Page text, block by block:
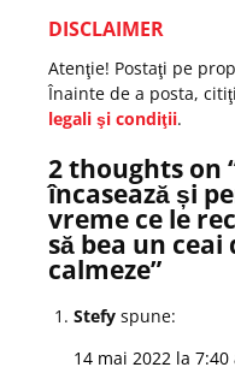
DISCLAIMER
Atenţie! Postaţi pe
Înainte de a posta,
legali şi condiţii.
2 thoughts on
încasează și
vreme ce le
să bea un ceai
calmeze”
Stefy spune:
14 mai 2022 la 7:40